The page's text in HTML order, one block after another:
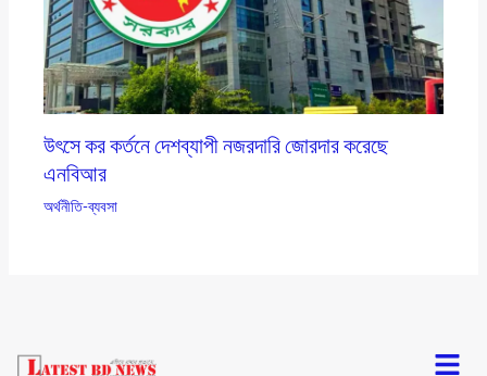
উৎসে কর কর্তনে দেশব্যাপী নজরদারি জোরদার করেছে
এনবিআর
অর্থনীতি-ব্যবসা
Menu